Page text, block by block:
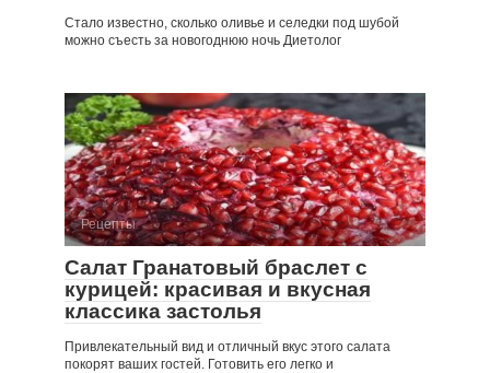
Стало известно, сколько оливье и селедки под шубой
можно съесть за новогоднюю ночь Диетолог
Рецепты
Салат Гранатовый браслет с
курицей: красивая и вкусная
классика застолья
Привлекательный вид и отличный вкус этого салата
покорят ваших гостей. Готовить его легко и